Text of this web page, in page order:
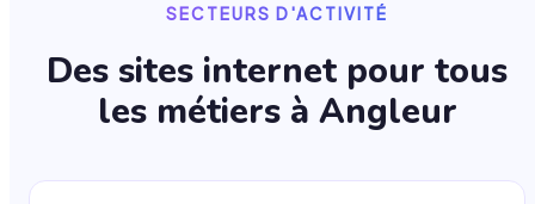
SECTEURS D'ACTIVITÉ
Des sites internet pour tous
les métiers à Angleur